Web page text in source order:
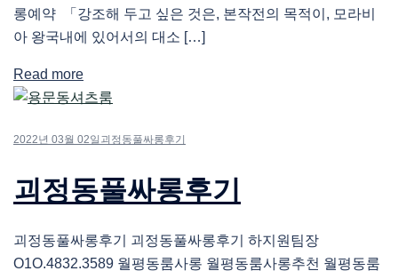
롱예약 「강조해 두고 싶은 것은, 본작전의 목적이, 모라비
아 왕국내에 있어서의 대소 […]
Read more
2022년 03월 02일 괴정동풀싸롱후기
괴정동풀싸롱후기
괴정동풀싸롱후기 괴정동풀싸롱후기 하지원팀장
O1O.4832.3589 월평동룸사롱 월평동룸사롱추천 월평동룸